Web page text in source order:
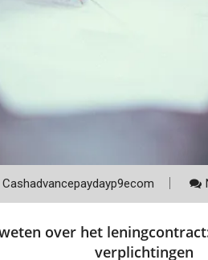
Cashadvancepaydayp9ecom
over het
verplichtingen